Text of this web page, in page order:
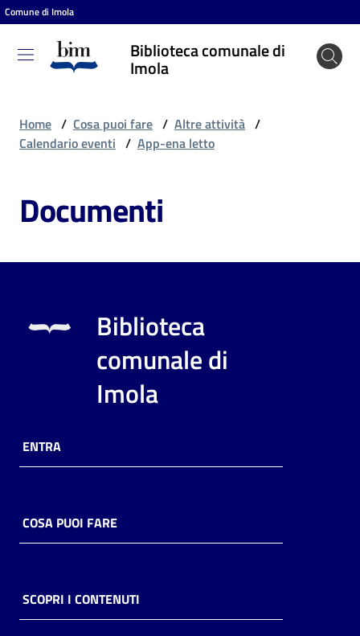
Vai al contenuto
Vai alla navigazione
Vai al footer
Comune di Imola
Biblioteca comunale di
Imola
Biblioteca
comunale
puoi
Risorse
online
Casa
Piani
Home / Cosa puoi fare / Altre attività /
Calendario eventi / App-ena letto
Documenti
Biblioteca
comunale di
Imola
ENTRA
COSA PUOI FARE
SCOPRI I CONTENUTI